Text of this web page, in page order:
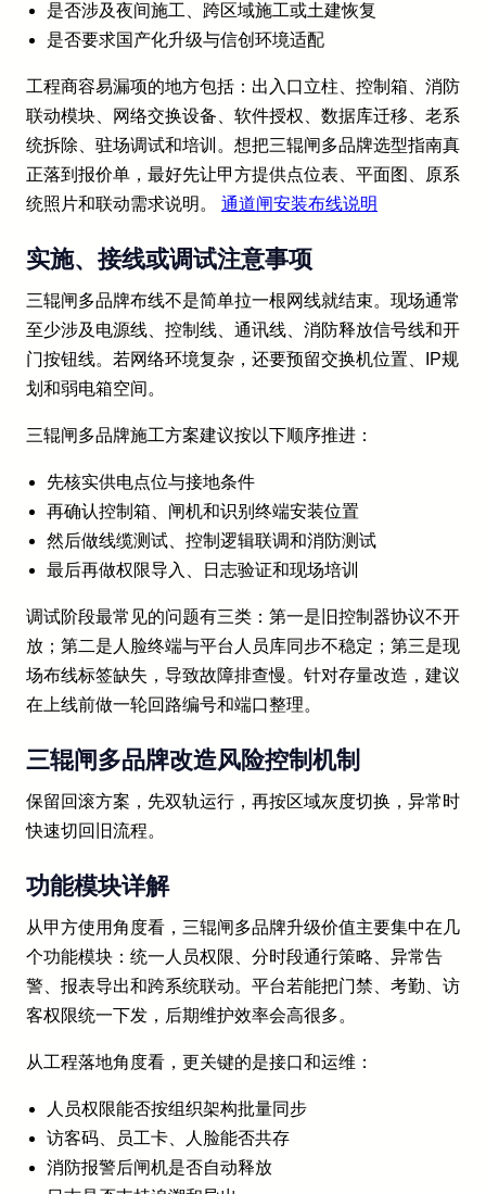
是否涉及夜间施工、跨区域施工或土建恢复
是否要求国产化升级与信创环境适配
工程商容易漏项的地方包括：出入口立柱、控制箱、消防
联动模块、网络交换设备、软件授权、数据库迁移、老系
统拆除、驻场调试和培训。想把三辊闸多品牌选型指南真
正落到报价单，最好先让甲方提供点位表、平面图、原系
统照片和联动需求说明。 通道闸安装布线说明
实施、接线或调试注意事项
三辊闸多品牌布线不是简单拉一根网线就结束。现场通常
至少涉及电源线、控制线、通讯线、消防释放信号线和开
门按钮线。若网络环境复杂，还要预留交换机位置、IP规
划和弱电箱空间。
三辊闸多品牌施工方案建议按以下顺序推进：
先核实供电点位与接地条件
再确认控制箱、闸机和识别终端安装位置
然后做线缆测试、控制逻辑联调和消防测试
最后再做权限导入、日志验证和现场培训
调试阶段最常见的问题有三类：第一是旧控制器协议不开
放；第二是人脸终端与平台人员库同步不稳定；第三是现
场布线标签缺失，导致故障排查慢。针对存量改造，建议
在上线前做一轮回路编号和端口整理。
三辊闸多品牌改造风险控制机制
保留回滚方案，先双轨运行，再按区域灰度切换，异常时
快速切回旧流程。
功能模块详解
从甲方使用角度看，三辊闸多品牌升级价值主要集中在几
个功能模块：统一人员权限、分时段通行策略、异常告
警、报表导出和跨系统联动。平台若能把门禁、考勤、访
客权限统一下发，后期维护效率会高很多。
从工程落地角度看，更关键的是接口和运维：
人员权限能否按组织架构批量同步
访客码、员工卡、人脸能否共存
消防报警后闸机是否自动释放